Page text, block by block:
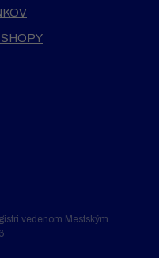
vedenom Mestským